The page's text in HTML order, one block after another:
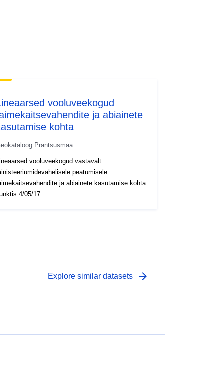
vooluveekogud
ja abiainete
kohta
Prantsusmaa
vooluveekogud vastavalt
peatumisele
ja abiainete kasutamise kohta
4/05/17
Explore similar datasets arrow_forward